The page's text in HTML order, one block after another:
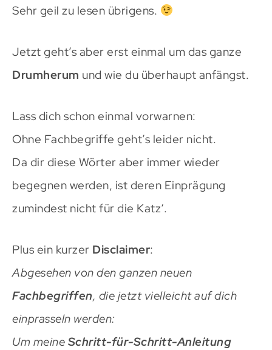
Sehr geil zu lesen übrigens.
Jetzt geht’s aber erst einmal um das ganze
Drumherum und wie du überhaupt anfängst.
Lass dich schon einmal vorwarnen:
Ohne Fachbegriffe geht’s leider nicht.
Da dir diese Wörter aber immer wieder
begegnen werden, ist deren Einprägung
zumindest nicht für die Katz‘.
Plus ein kurzer Disclaimer:
Abgesehen von den ganzen neuen
Fachbegriffen, die jetzt vielleicht auf dich
einprasseln werden:
Um meine Schritt-für-Schritt-Anleitung